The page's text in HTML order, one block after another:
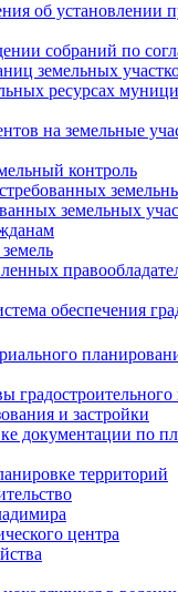
об установлении
собраний по
земельных
ресурсах
на земельные
контроль
земельных
обеспечения
и застройки
документации по
территорий
центра